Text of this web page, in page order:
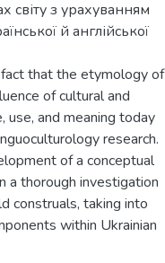
з урахуванням
й англійської
that the etymology of
of cultural and
use, and meaning today
research.
of a conceptual
a thorough investigation
construals, taking into
within Ukrainian